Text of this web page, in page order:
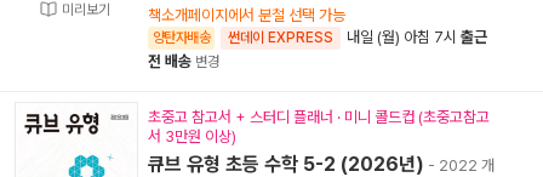
미리보기
책소개페이지에서 분철 선택 가능
양탄자배송 썬데이 EXPRESS 내일 (월) 아침 7시 출근
전 배송 변경
초중고 참고서 + 스터디 플래너 · 미니 콜드컵 (초중고참고
서 3만원 이상)
큐브 유형 초등 수학 5-2 (2026년) - 2022 개